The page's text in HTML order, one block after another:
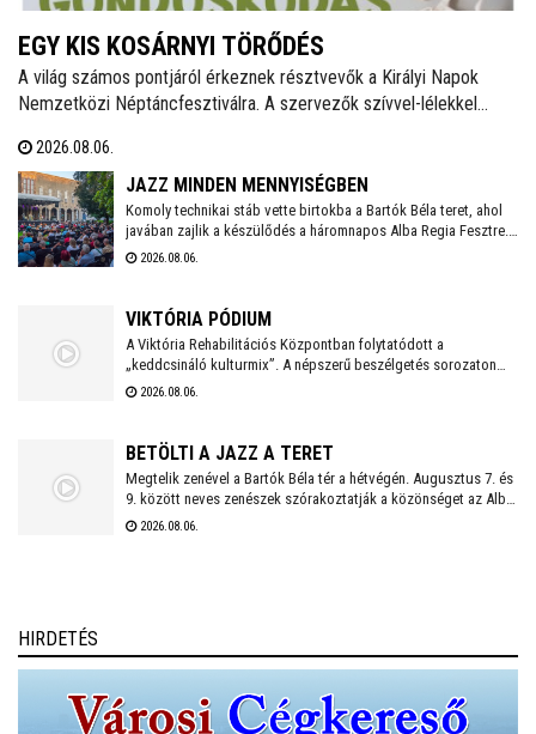
EGY KIS KOSÁRNYI TÖRŐDÉS
A világ számos pontjáról érkeznek résztvevők a Királyi Napok
Nemzetközi Néptáncfesztiválra. A szervezők szívvel-lélekkel
magyaros finomságokat. Zöldségekkel, gyümölcsökkel, egyéb
alapanyagokkal bárki hozzájárulhat a kezdeményezés sikeréhez, a
gyűjtés augusztus 10-én, hétfőn kezdődik a Táncházban.
2026.08.06.
JAZZ MINDEN MENNYISÉGBEN
Komoly technikai stáb vette birtokba a Bartók Béla teret, ahol
javában zajlik a készülődés a háromnapos Alba Regia Fesztre.
Péntek estétől vasárnap estig a jazz számos formája
mindenképpen érdemes időben érkezni és elfoglalni egy
2026.08.06.
VIKTÓRIA PÓDIUM
A Viktória Rehabilitációs Központban folytatódott a
„keddcsináló kulturmix”. A népszerű beszélgetés sorozaton
ezúttal is kivételes vendégek tisztelték meg a Viktória Pódium
2026.08.06.
BETÖLTI A JAZZ A TERET
Megtelik zenével a Bartók Béla tér a hétvégén. Augusztus 7. és
9. között neves zenészek szórakoztatják a közönséget az Alba
Regia Feszten. Fellép többek között az Oláh Dezső Vibratone
2026.08.06.
HIRDETÉS